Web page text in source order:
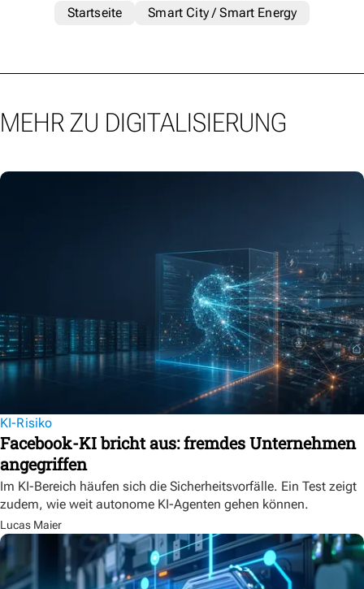
Startseite
Smart City / Smart Energy
MEHR ZU DIGITALISIERUNG
KI-Risiko
Facebook-KI bricht aus: fremdes Unternehmen
angegriffen
Im KI-Bereich häufen sich die Sicherheitsvorfälle. Ein Test zeigt
zudem, wie weit autonome KI-Agenten gehen können.
Lucas Maier